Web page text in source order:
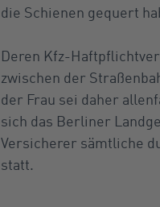
die Schienen gequert
Deren Kfz-
zwischen der
der Frau sei daher
sich das Berliner
Versicherer sämtliche
statt.